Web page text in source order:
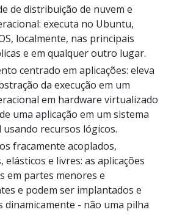
de distribuição de nuvem e
executa no Ubuntu,
localmente, nas principais
e em qualquer outro lugar.
centrado em aplicações: eleva
da execução em um
em hardware virtualizado
uma aplicação em um sistema
recursos lógicos.
fracamente acoplados,
e livres: as aplicações
em partes menores e
e podem ser implantados e
dinamicamente - não uma pilha